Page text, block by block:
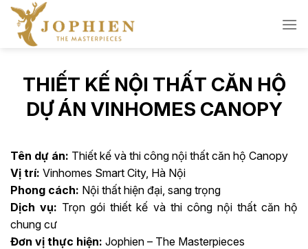
Skip
content
THIẾT KẾ NỘI THẤT CĂN HỘ
DỰ ÁN VINHOMES CANOPY
Tên dự án: Thiết kế và thi công nội thất căn hộ Canopy
Vị trí: Vinhomes Smart City, Hà Nội
Phong cách: Nội thất hiện đại, sang trọng
Dịch vụ: Trọn gói thiết kế và thi công nội thất căn hộ
chung cư
Đơn vị thực hiện: Jophien – The Masterpieces